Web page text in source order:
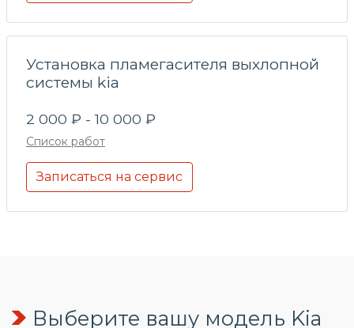
Установка пламегасителя выхлопной
системы kia
2 000 ₽ - 10 000 ₽
Список работ
Записаться на сервис
Выберите вашу модель Kia